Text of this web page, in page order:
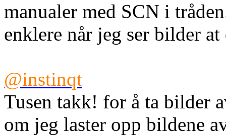
manualer med SCN i
enklere når jeg ser bilder
@instinqt
Tusen takk! for å ta bilder
om jeg laster opp bildene